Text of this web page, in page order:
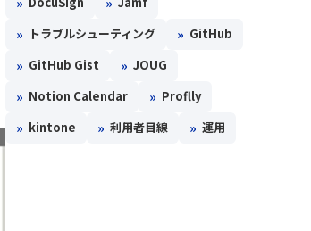
» トラブルシューティング » GitHub
» GitHub Gist » JOUG
» Notion Calendar » Proflly
» kintone » 利用者目線 » 運用